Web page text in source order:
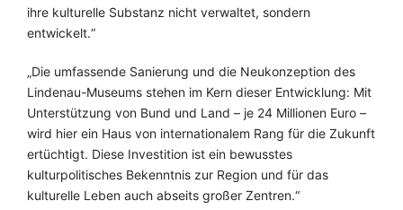
ihre kulturelle Substanz nicht verwaltet, sondern
entwickelt.“
„Die umfassende Sanierung und die Neukonzeption des
Lindenau-Museums stehen im Kern dieser Entwicklung: Mit
Unterstützung von Bund und Land – je 24 Millionen Euro –
wird hier ein Haus von internationalem Rang für die Zukunft
ertüchtigt. Diese Investition ist ein bewusstes
kulturpolitisches Bekenntnis zur Region und für das
kulturelle Leben auch abseits großer Zentren.“